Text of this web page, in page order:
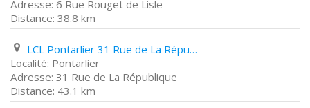
6 Rue Rouget de Lisle
38.8 km
LCL Pontarlier 31 Rue de La République
Pontarlier
31 Rue de La République
43.1 km